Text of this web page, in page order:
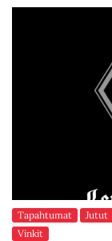
Tapahtumat Jutut
Vinkit